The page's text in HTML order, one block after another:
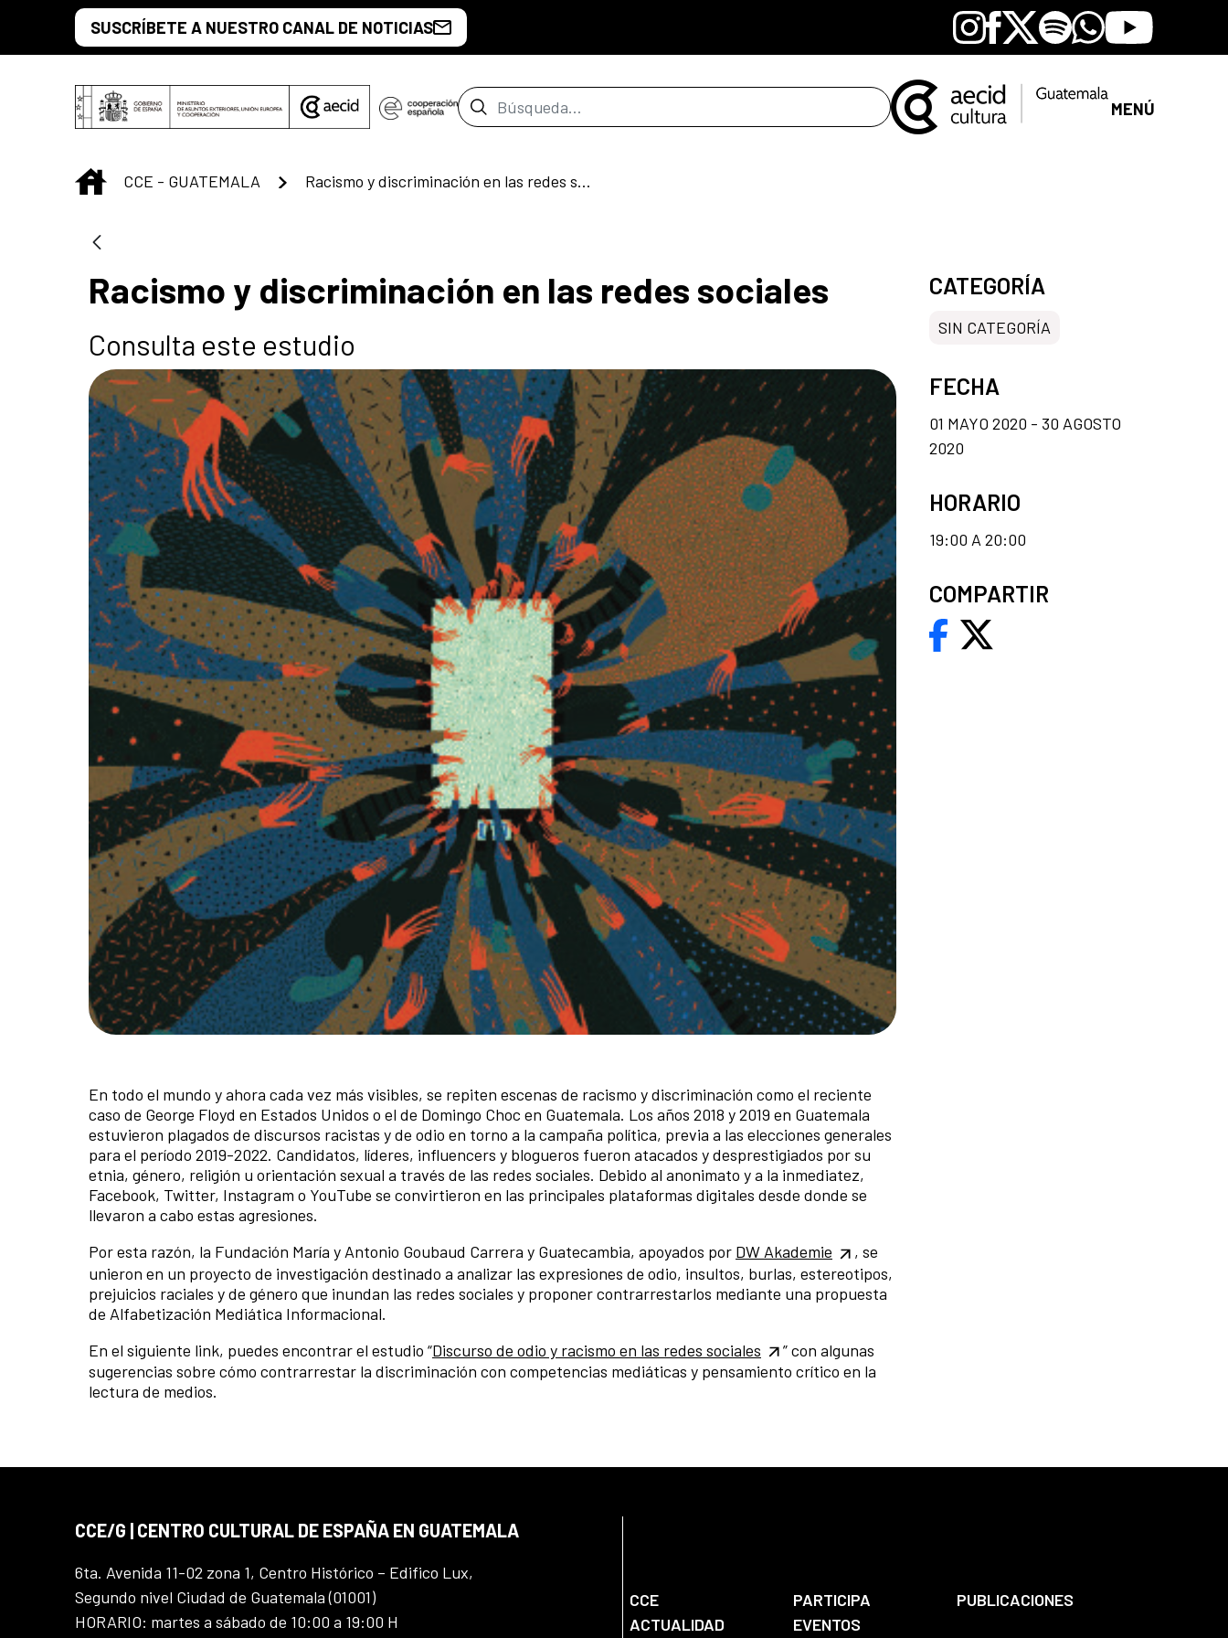
Saltar al contenido principal
SUSCRÍBETE A NUESTRO CANAL DE NOTICIAS Instagram
Facebook
X SpotifyWhatsapp
Youtube
Barra de búsqueda MENÚ
INICIO
CCE - GUATEMALA Racismo y discriminación en las redes sociales
Racismo y discriminación en las redes sociales
Consulta este estudio
En todo el mundo y ahora cada vez más visibles, se repiten escenas de racismo y discriminación como el reciente
caso de George Floyd en Estados Unidos o el de Domingo Choc en Guatemala. Los años 2018 y 2019 en Guatemala
estuvieron plagados de discursos racistas y de odio en torno a la campaña política, previa a las elecciones generales
para el período 2019-2022. Candidatos, líderes, influencers y blogueros fueron atacados y desprestigiados por su
etnia, género, religión u orientación sexual a través de las redes sociales. Debido al anonimato y a la inmediatez,
Facebook, Twitter, Instagram o YouTube se convirtieron en las principales plataformas digitales desde donde se
llevaron a cabo estas agresiones.
Por esta razón, la Fundación María y Antonio Goubaud Carrera y Guatecambia, apoyados por DW Akademie
, se
unieron en un proyecto de investigación destinado a analizar las expresiones de odio, insultos, burlas, estereotipos,
prejuicios raciales y de género que inundan las redes sociales y proponer contrarrestarlos mediante una propuesta
de Alfabetización Mediática Informacional.
En el siguiente link, puedes encontrar el estudio “Discurso de odio y racismo en las redes sociales
” con algunas
sugerencias sobre cómo contrarrestar la discriminación con competencias mediáticas y pensamiento crítico en la
lectura de medios.
CATEGORÍA
SIN CATEGORÍA
FECHA
01 MAYO 2020 - 30 AGOSTO
2020
HORARIO
19:00 A 20:00
COMPARTIR
CCE/G | CENTRO CULTURAL DE ESPAÑA EN GUATEMALA
6ta. Avenida 11-02 zona 1, Centro Histórico – Edifico Lux,
Segundo nivel Ciudad de Guatemala (01001)
HORARIO: martes a sábado de 10:00 a 19:00 H
CCE PARTICIPA
PUBLICACIONES
ACTUALIDAD
EVENTOS